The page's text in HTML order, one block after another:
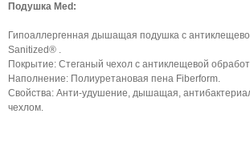
Подушка Med:
Гипоаллергенная дышащая подушка с
Sanitized® .
Покрытие: Стеганый чехол с антиклещевой
Наполнение: Полиуретановая пена Fiberform.
Свойства: Анти-удушение, дышащая,
чехлом.